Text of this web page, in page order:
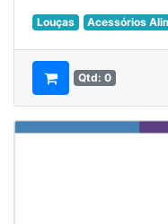
Louças Acessórios
Qtd: 0